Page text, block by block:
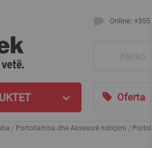
Online:
Oferta
Portollamba dhe Aksesorë ndriçimi